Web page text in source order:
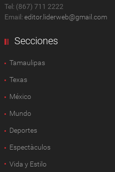
Tel: (867) 711 2222
Email: editor.liderweb@gmail.com
Secciones
Tamaulipas
Texas
México
Mundo
Deportes
Espectàculos
Vida y Estilo